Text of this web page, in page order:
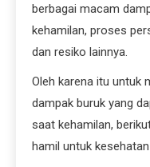
berbagai macam
kehamilan, proses
dan resiko lainnya.
Oleh karena itu untuk
dampak buruk yang
saat kehamilan,
hamil untuk